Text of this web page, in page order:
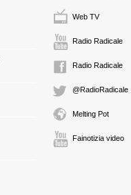
Web TV
Radio Radicale
Radio Radicale
@RadioRadicale
Melting Pot
Fainotizia video